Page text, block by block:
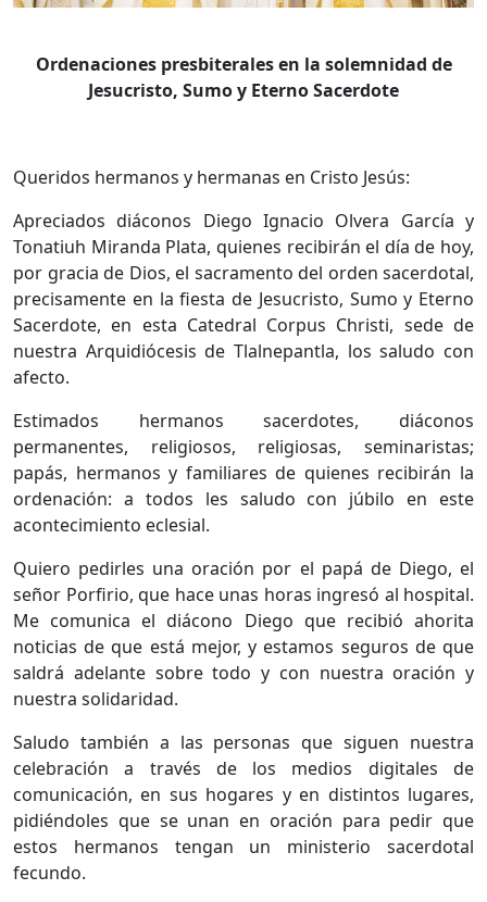
Ordenaciones presbiterales en la solemnidad de
Jesucristo, Sumo y Eterno Sacerdote
Queridos hermanos y hermanas en Cristo Jesús:
Apreciados diáconos Diego Ignacio Olvera García y
Tonatiuh Miranda Plata, quienes recibirán el día de hoy,
por gracia de Dios, el sacramento del orden sacerdotal,
precisamente en la fiesta de Jesucristo, Sumo y Eterno
Sacerdote, en esta Catedral Corpus Christi, sede de
nuestra Arquidiócesis de Tlalnepantla, los saludo con
afecto.
Estimados hermanos sacerdotes, diáconos
permanentes, religiosos, religiosas, seminaristas;
papás, hermanos y familiares de quienes recibirán la
ordenación: a todos les saludo con júbilo en este
acontecimiento eclesial.
Quiero pedirles una oración por el papá de Diego, el
señor Porfirio, que hace unas horas ingresó al hospital.
Me comunica el diácono Diego que recibió ahorita
noticias de que está mejor, y estamos seguros de que
saldrá adelante sobre todo y con nuestra oración y
nuestra solidaridad.
Saludo también a las personas que siguen nuestra
celebración a través de los medios digitales de
comunicación, en sus hogares y en distintos lugares,
pidiéndoles que se unan en oración para pedir que
estos hermanos tengan un ministerio sacerdotal
fecundo.